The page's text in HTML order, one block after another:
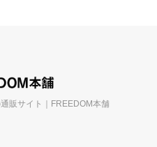
販サイト｜FREEDOM本舗